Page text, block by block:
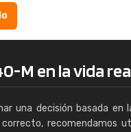
M en la vida
una decisión basada
recomendamos